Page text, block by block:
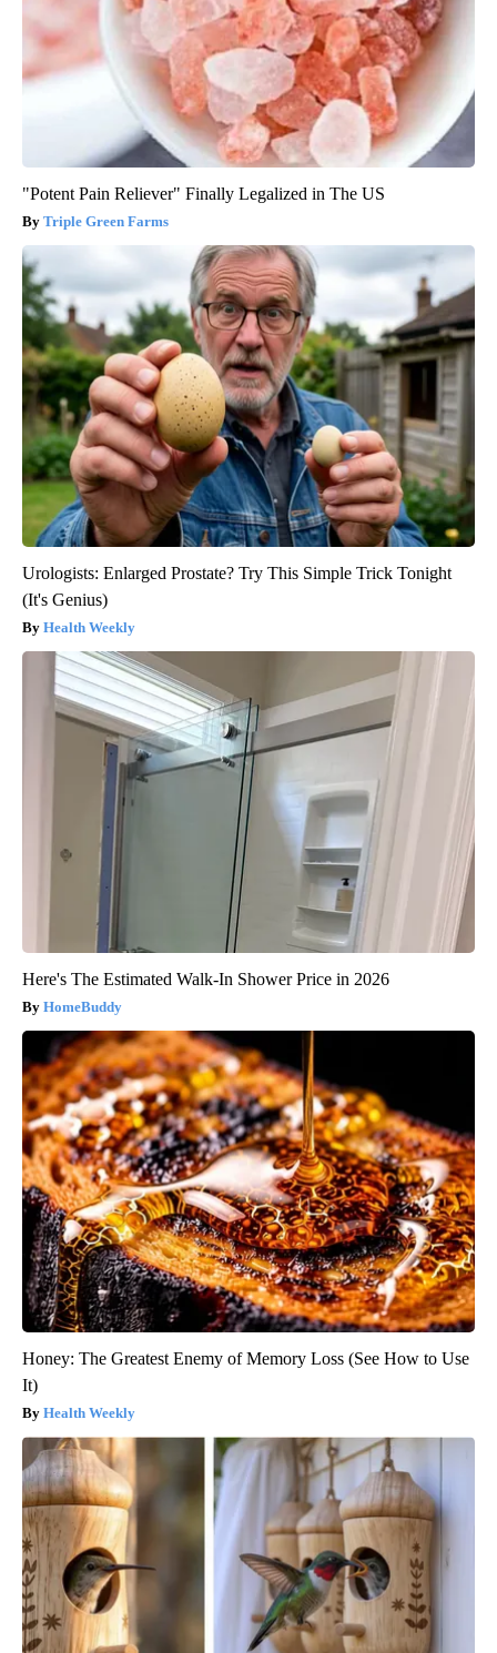
"Potent Pain Reliever" Finally Legalized in The US
Triple Green Farms
Urologists: Enlarged Prostate? Try This Simple Trick Tonight
(It's Genius)
Health Weekly
Here's The Estimated Walk-In Shower Price in 2026
HomeBuddy
Honey: The Greatest Enemy of Memory Loss (See How to Use
It)
Health Weekly